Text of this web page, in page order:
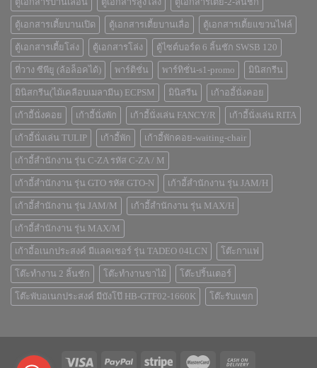
ตู้เอกสารบานเลื่อน ตู้เอกสารสูงโล่ง ตู้เอกสารเตี้ย-2-ลิ้นชัก
ตู้เอกสารเตี้ยบานเปิด ตู้เอกสารเตี้ยบานเลื่อ ตู้เอกสารเตี้ยแขวนไฟล์
ตู้เอกสารเตี้ยโล่ง ตู้เอกสารโล่ง ตู้ไซต์บอร์ด 6 ลิ้นชัก SWSB 120
ที่วาง ซีพียู (ล้อล็อคได้) พาร์ติชั่น พาร์ทิชั่น-s1-promo มินิสกรีน
มินิสกรีน(ไม้เคลือบเมลามีน) ECPSM มินิสรีน เก้าออี้นั่งคอย
เก้าอีันั่งคอย เก้าอี้นั่งพัก เก้าอี้นั่งเล่น FANCY/R เก้าอี้นั่งเล่น RITA
เก้าอี้นั่งเล่น TULIP เก้าอี้พัก เก้าอี้พักคอย-waiting-chair
เก้าอี้สำนักงาน รุ่น C-ZA รหัส C-ZA / M
เก้าอี้สำนักงาน รุ่น GTO รหัส GTO-N เก้าอี้สำนักงาน รุ่น JAM/H
เก้าอี้สำนักงาน รุ่น JAM/M เก้าอี้สำนักงาน รุ่น MAX/H
เก้าอี้สำนักงาน รุ่น MAX/M
เก้าอี้อเนกประสงค์ มีแลคเชอร์ รุ่น TADEO 04LCN โต๊ะกาแฟ
โต๊ะทำงาน 2 ลิ้นชัก โต๊ะทำงานขาไม้ โต๊ะปริ้นเตอร์
โต๊ะพับอเนกประสงค์ มีบังโป๊ HB-GTF02-1660K โต๊ะรับแขก